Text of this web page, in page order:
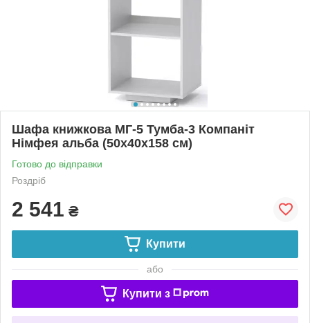
Шафа книжкова МГ-5 Тумба-3 Компаніт
Німфея альба (50х40х158 см)
Готово до відправки
Роздріб
2 541 ₴
Купити
або
Купити з